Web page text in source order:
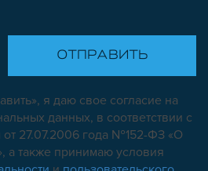
я даю свое согласие на
данных, в соответствии с
27.07.2006 года №152-ФЗ «О
а также принимаю условия